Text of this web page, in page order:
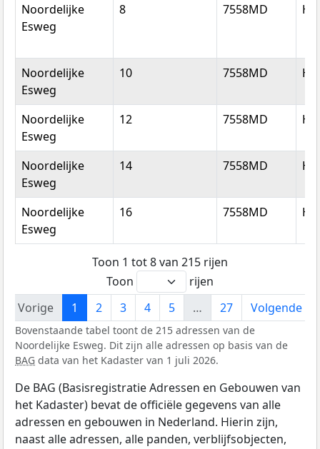
Noordelijke
Esweg
8 7558MD
Noordelijke
Esweg
10 7558MD
Noordelijke
Esweg
12 7558MD
Noordelijke
Esweg
14 7558MD
Noordelijke
Esweg
16 7558MD
Toon 1 tot 8 van 215 rijen
Toon
rijen
Vorige
1 2 3 4 5 … 27 Volgende
Bovenstaande tabel toont de 215 adressen van de
Noordelijke Esweg. Dit zijn alle adressen op basis van de
BAG data van het Kadaster van 1 juli 2026.
De BAG (Basisregistratie Adressen en Gebouwen van
het Kadaster) bevat de officiële gegevens van alle
adressen en gebouwen in Nederland. Hierin zijn,
naast alle adressen, alle panden, verblijfsobjecten,